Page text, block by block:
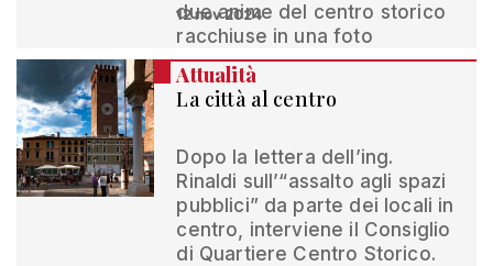
due anime del centro storico
racchiuse in una foto
12 nov 2024
Attualità
La città al centro
Dopo la lettera dell’ing.
Rinaldi sull’“assalto agli spazi
pubblici” da parte dei locali in
centro, interviene il Consiglio
di Quartiere Centro Storico.